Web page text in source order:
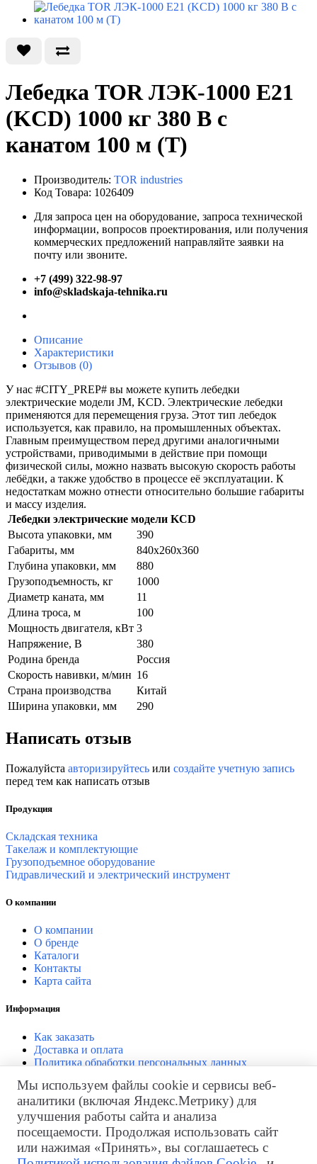
Лебедка TOR ЛЭК-1000 E21
(KCD) 1000 кг 380 В с
канатом 100 м (T)
Производитель: TOR industries
Код Товара: 1026409
Для запроса цен на оборудование, запроса технической
информации, вопросов проектирования, или получения
коммерческих предложений направляйте заявки на
почту или звоните.
+7 (499) 322-98-97
info@skladskaja-tehnika.ru
Описание
Характеристики
Отзывов (0)
У нас #CITY_PREP# вы можете купить лебедки
электрические модели JM, KCD. Электрические лебедки
применяются для перемещения груза. Этот тип лебедок
используется, как правило, на промышленных объектах.
Главным преимуществом перед другими аналогичными
устройствами, приводимыми в действие при помощи
физической силы, можно назвать высокую скорость работы
лебёдки, а также удобство в процессе её эксплуатации. К
недостаткам можно отнести относительно большие габариты
и массу изделия.
Лебедки электрические модели KCD
Высота упаковки, мм
390
Габариты, мм
840х260х360
Глубина упаковки, мм
880
Грузоподъемность, кг
1000
Диаметр каната, мм
11
Длина троса, м
100
Мощность двигателя, кВт 3
Напряжение, В
380
Родина бренда
Россия
Скорость навивки, м/мин 16
Страна производства
Китай
Ширина упаковки, мм
290
Написать отзыв
Пожалуйста авторизируйтесь или создайте учетную запись
перед тем как написать отзыв
Продукция
Складская техника
Такелаж и комплектующие
Грузоподъемное оборудование
Гидравлический и электрический инструмент
О компании
О компании
О бренде
Каталоги
Контакты
Карта сайта
Информация
Как заказать
Доставка и оплата
Политика обработки персональных данных
Личный кабинет
Личный кабинет
История заказов
Закладки
Мы используем файлы cookie и сервисы веб-
аналитики (включая Яндекс.Метрику) для
улучшения работы сайта и анализа
посещаемости. Продолжая использовать сайт
или нажимая «Принять», вы соглашаетесь с